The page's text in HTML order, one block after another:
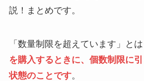
説！まとめです。
「数量制限を超えています」とは
を購入するときに、個数制限に
状態のことです。